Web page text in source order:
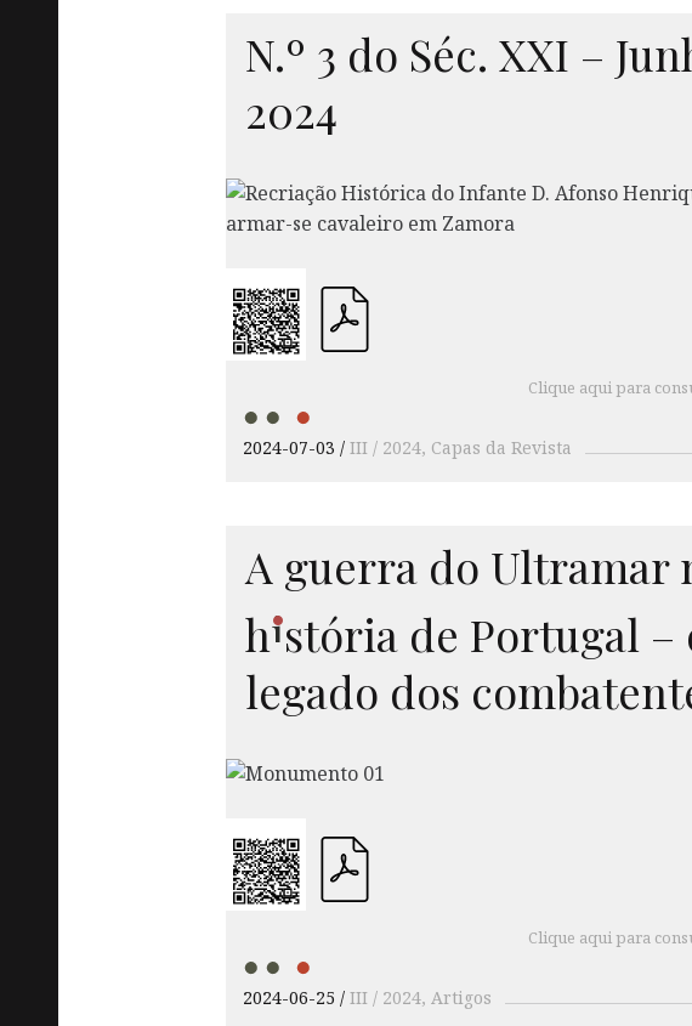
N.º 3 do Séc. XXI –
2024
Clique aqui para
2024-07-03 III / 2024 Capas da Revista
A guerra do Ultramar
história de Portugal –
legado dos
Clique aqui para
2024-06-25 III / 2024 Artigos